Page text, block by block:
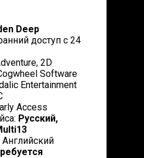
Deep
доступ с 24
2D
Software
Entertainment
Access
Русский,